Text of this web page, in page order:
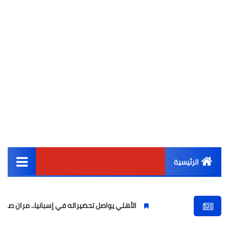
الرئيسية
أخبار مصر
الأهلي يواصل تحضيراته في إسبانيا.. مران صباحي قوي